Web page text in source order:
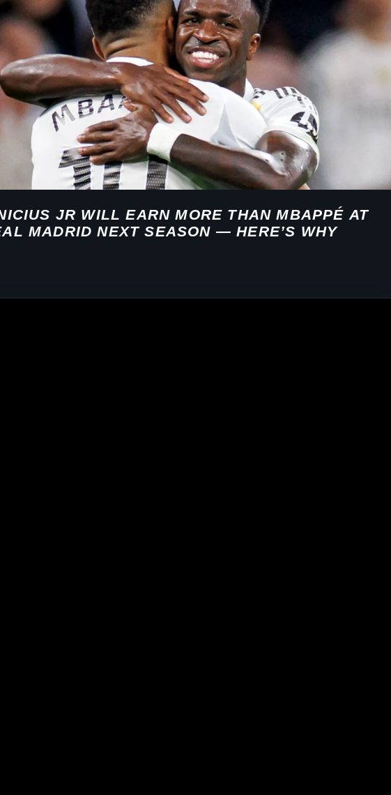
JR WILL EARN MORE THAN MBAPPÉ AT
MADRID NEXT SEASON — HERE’S WHY